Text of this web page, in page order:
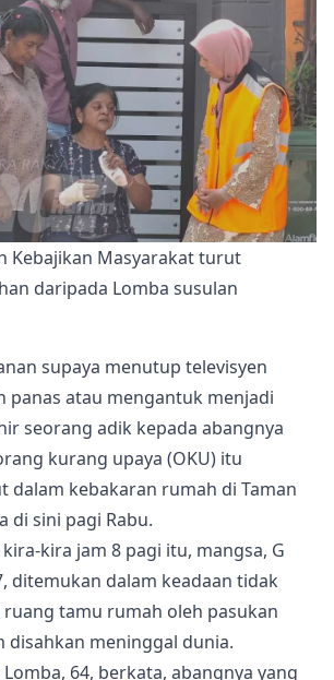
Kebajikan Masyarakat turut
daripada Lomba susulan
supaya menutup televisyen
panas atau mengantuk menjadi
seorang adik kepada abangnya
kurang upaya (OKU) itu
dalam kebakaran rumah di Taman
di sini pagi Rabu.
kira jam 8 pagi itu, mangsa, G
ditemukan dalam keadaan tidak
tamu rumah oleh pasukan
disahkan meninggal dunia.
64, berkata, abangnya yang